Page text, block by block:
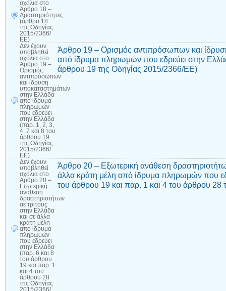
σχόλια στο
Άρθρο 18 –
Δραστηριότητες
(άρθρο 18
της Οδηγίας
2015/2366/
ΕΕ)
Δεν έχουν
υποβληθεί
σχόλια στο
Άρθρο 19 –
Ορισμός
αντιπρόσωπων
και ίδρυση
υποκαταστημάτων
στην Ελλάδα
από ίδρυμα
πληρωμών
που εδρεύει
στην Ελλάδα
(παρ. 1, 2, 3,
4, 7 και 8 του
άρθρου 19
της Οδηγίας
2015/2366/
ΕΕ)
Άρθρο 19 – Ορισμός αντιπρόσωπων και
από ίδρυμα πληρωμών που εδρεύει στην
άρθρου 19 της Οδηγίας 2015/2366/ΕΕ)
Δεν έχουν
υποβληθεί
σχόλια στο
Άρθρο 20 –
Εξωτερική
ανάθεση
δραστηριοτήτων
σε τρίτους
στην Ελλάδα
και σε άλλα
κράτη μέλη
από ίδρυμα
πληρωμών
που εδρεύει
στην Ελλάδα
(παρ. 6 και 8
του άρθρου
19 και παρ. 1
και 4 του
άρθρου 28
της Οδηγίας
2015/2366/
Άρθρο 20 – Εξωτερική ανάθεση
άλλα κράτη μέλη από ίδρυμα πληρωμών που
του άρθρου 19 και παρ. 1 και 4 του άρθρου